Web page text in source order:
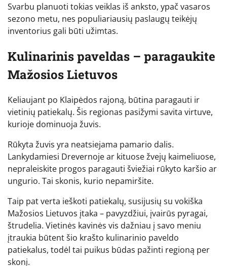
Svarbu planuoti tokias veiklas iš anksto, ypač vasaros
sezono metu, nes populiariausių paslaugų teikėjų
inventorius gali būti užimtas.
Kulinarinis paveldas – paragaukite
Mažosios Lietuvos
Keliaujant po Klaipėdos rajoną, būtina paragauti ir
vietinių patiekalų. Šis regionas pasižymi savita virtuve,
kurioje dominuoja žuvis.
Rūkyta žuvis yra neatsiejama pamario dalis.
Lankydamiesi Drevernoje ar kituose žvejų kaimeliuose,
nepraleiskite progos paragauti šviežiai rūkyto karšio ar
ungurio. Tai skonis, kurio nepamiršite.
Taip pat verta ieškoti patiekalų, susijusių su vokiška
Mažosios Lietuvos įtaka – pavyzdžiui, įvairūs pyragai,
štrudelia. Vietinės kavinės vis dažniau į savo meniu
įtraukia būtent šio krašto kulinarinio paveldo
patiekalus, todėl tai puikus būdas pažinti regioną per
skonį.